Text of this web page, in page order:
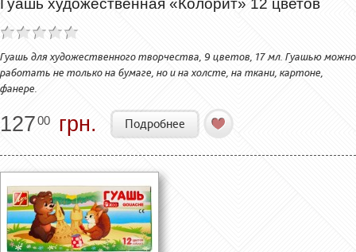
Гуашь художественная «Колорит» 12 цветов
Гуашь для художественного творчества, 9 цветов, 17 мл. Гуашью можно
работать не только на бумаге, но и на холсте, на ткани, картоне,
фанере.
12700 грн. Подробнее